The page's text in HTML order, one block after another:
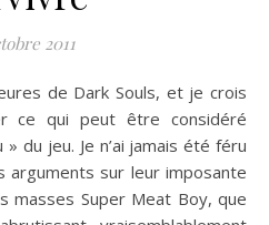
2011
ce qui peut être considéré
du jeu. Je n’ai jamais été féru
arguments sur leur imposante
masses Super Meat Boy, que